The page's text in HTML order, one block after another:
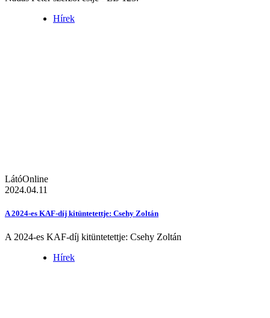
Hírek
LátóOnline
2024.04.11
A 2024-es KAF-díj kitüntetettje: Csehy Zoltán
A 2024-es KAF-díj kitüntetettje: Csehy Zoltán
Hírek